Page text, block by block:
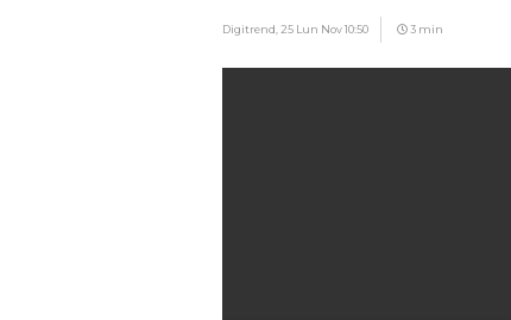
Digitrend, 25 Lun Nov 10:50 3 min